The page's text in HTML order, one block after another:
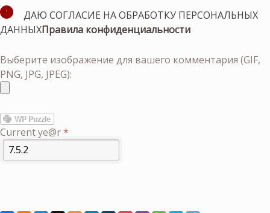
ДАЮ СОГЛАСИЕ НА ОБРАБОТКУ ПЕРСОНАЛЬНЫХ
ДАННЫХПравила конфиденциальности
Выберите изображение для вашего комментария (GIF,
PNG, JPG, JPEG):
Current ye@r*